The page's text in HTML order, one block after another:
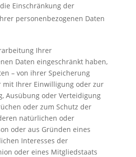
Einschränkung der
personenbezogenen Daten
Ihrer
Daten eingeschränkt haben,
– von ihrer Speicherung
mit Ihrer Einwilligung oder zur
Ausübung oder Verteidigung
oder zum Schutz der
natürlichen oder
oder aus Gründen eines
Interesses der
oder eines Mitgliedstaats